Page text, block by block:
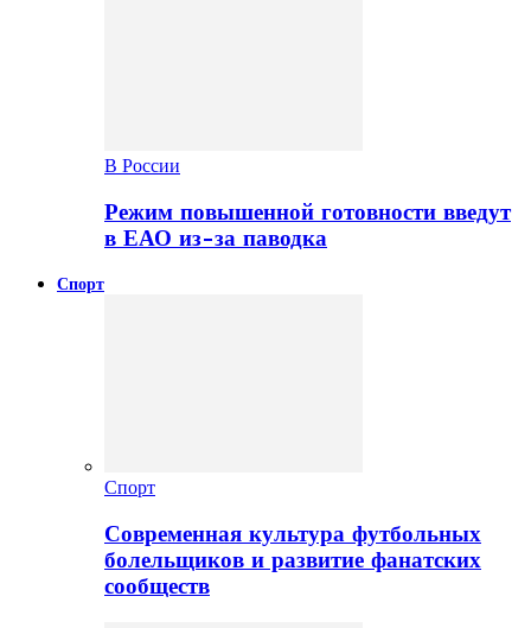
В России
Режим повышенной готовности введут
в ЕАО из-за паводка
Спорт
Спорт
Современная культура футбольных
болельщиков и развитие фанатских
сообществ